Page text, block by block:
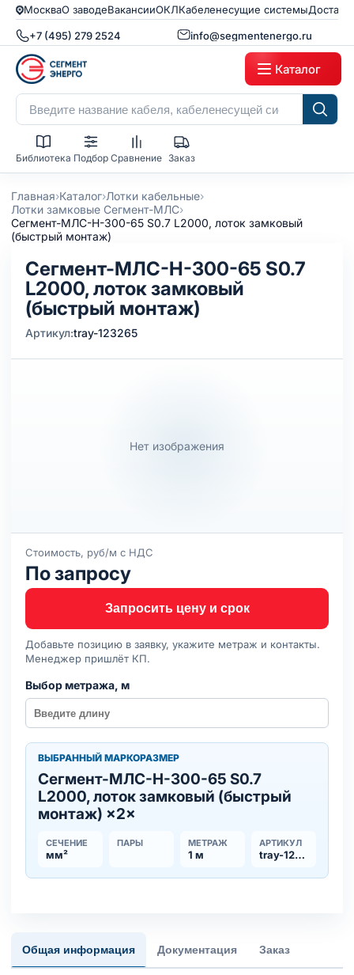
МоскваО заводеВакансииОКЛКабеленесущие системы
+7 (495) 279 2524 info@segmentenergo.ru
Каталог
Библиотека Подбор Сравнение Заказ
Главная›Каталог›Лотки кабельные›
Лотки замковые Сегмент-МЛС›
Сегмент-МЛC-Н-300-65 S0.7 L2000, лоток замковый
(быстрый монтаж)
Сегмент-МЛC-Н-300-65 S0.7
L2000, лоток замковый
(быстрый монтаж)
Артикул:tray-123265
Нет изображения
Стоимость, руб/м с НДС
По запросу
Запросить цену и срок
Добавьте позицию в заявку, укажите метраж и контакты.
Менеджер пришлёт КП.
Выбор метража, м
ВЫБРАННЫЙ МАРКОРАЗМЕР
Сегмент-МЛC-Н-300-65 S0.7
L2000, лоток замковый (быстрый
монтаж) ×2×
СЕЧЕНИЕ
мм²
ПАРЫ МЕТРАЖ
1 м
АРТИКУЛ
tray-123265
Общая информация Документация Заказ